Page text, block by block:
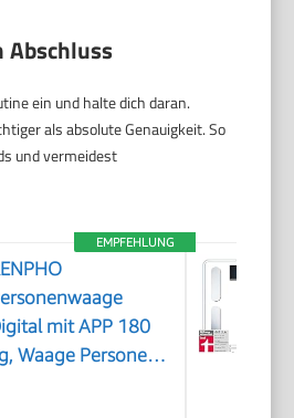
Abschluss
ein und halte dich daran.
als absolute Genauigkeit. So
und vermeidest
EMPFEHLUNG
mit APP 180
Waage Personen